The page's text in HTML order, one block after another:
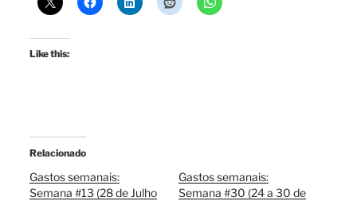
Like this:
Relacionado
Gastos semanais:
Semana #13 (28 de Julho
Gastos semanais:
Semana #30 (24 a 30 de